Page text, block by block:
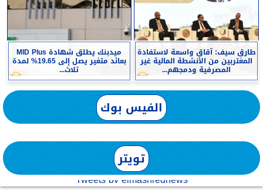
طارق سيف: آقاق واسعة لاستفادة
المغتربين من الأنشطة المالية غير
المصرفية ودمجهم...
ميدبنك يطلق شهادة MID Plus
بعائد متغير يصل إلى 19.65% لمدة
ثلاث...
الفيس بوك
تويتر
Tweets by elmashreqnews